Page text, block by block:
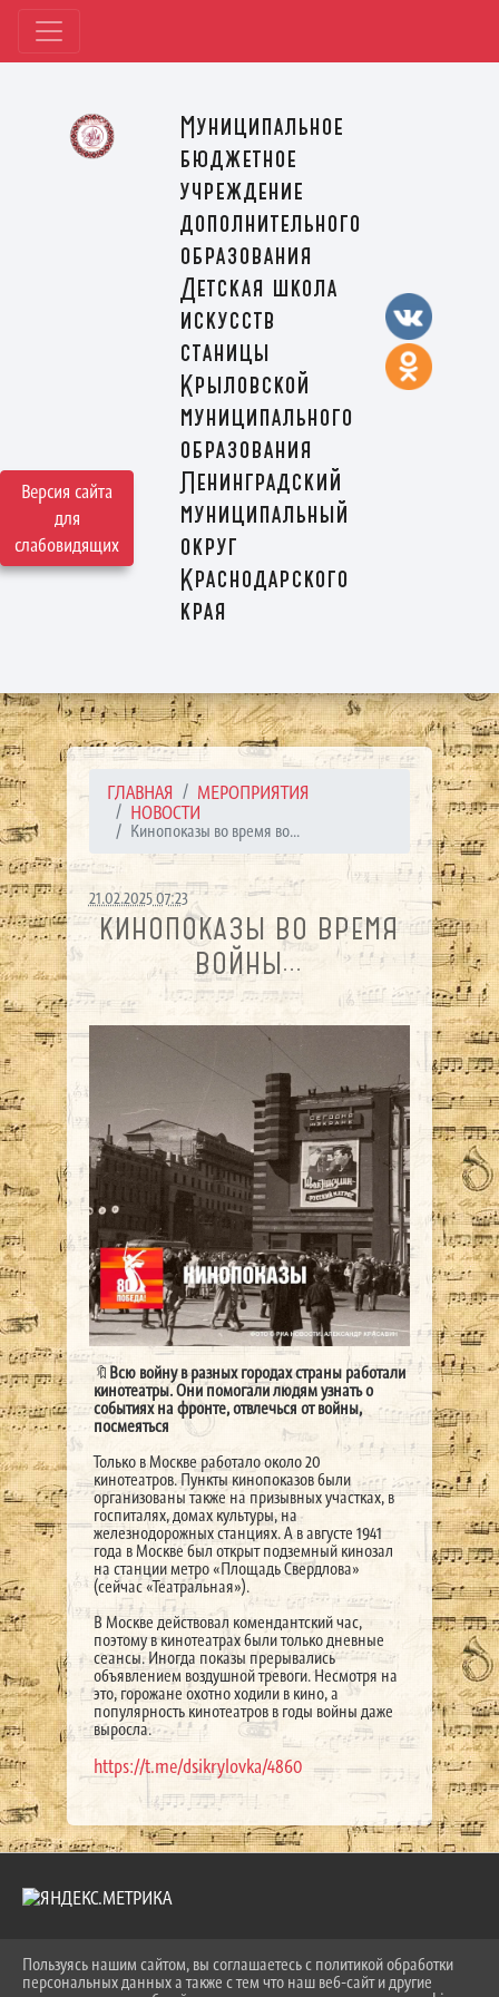
Версия сайта
для
слабовидящих
Муниципальное
бюджетное
учреждение
дополнительного
образования
Детская школа
искусств
станицы
Крыловской
муниципального
образования
Ленинградский
муниципальный
округ
Краснодарского
края
ГЛАВНАЯ
МЕРОПРИЯТИЯ
НОВОСТИ
Кинопоказы во время во...
21.02.2025 07:23
КИНОПОКАЗЫ ВО ВРЕМЯ
ВОЙНЫ...
🔖 Всю войну в разных городах страны работали
кинотеатры. Они помогали людям узнать о
событиях на фронте, отвлечься от войны,
посмеяться
Только в Москве работало около 20
кинотеатров. Пункты кинопоказов были
организованы также на призывных участках, в
госпиталях, домах культуры, на
железнодорожных станциях. А в августе 1941
года в Москве был открыт подземный кинозал
на станции метро «Площадь Свердлова»
(сейчас «Театральная»).
В Москве действовал комендантский час,
поэтому в кинотеатрах были только дневные
сеансы. Иногда показы прерывались
объявлением воздушной тревоги. Несмотря на
это, горожане охотно ходили в кино, а
популярность кинотеатров в годы войны даже
выросла.
https://t.me/dsikrylovka/4860
2026 Г. LKDSHI.RU
ВХОД
Пользуясь нашим сайтом, вы соглашаетесь с политикой обработки
персональных данных а также с тем что наш веб-сайт и другие